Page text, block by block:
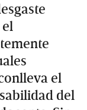
el
del